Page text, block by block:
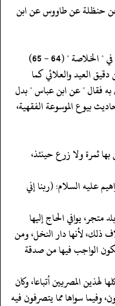
عن حنظلة عن طاووس عن ابن
" (64 - 65)
العيد والعلائي كما
فقال " عن ابن عباس " بدل
بيوع الموسوعة الفقهية،
ثمرة ولا زرع حينئذ،
عليه السلام: (ربنا إني
يوافي الحاج إليها
ذلك، لأنها دار النخل، ومن
الواجب فيها من صدقة
لهذين المصريين أتباعا، وكان
وفيما سواها مما يتصرفون فيه